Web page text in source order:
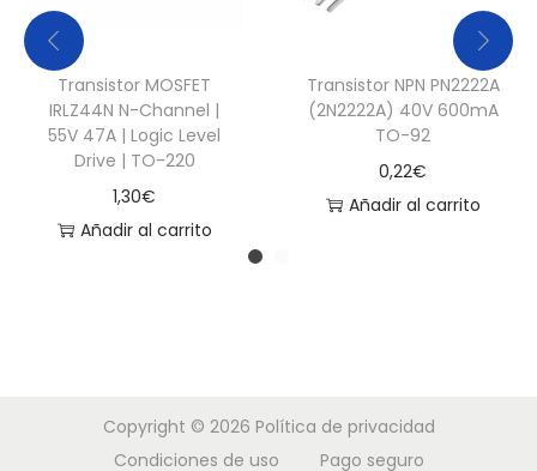
Transistor MOSFET
IRLZ44N N-Channel |
55V 47A | Logic Level
Drive | TO-220
1,30€
Añadir al carrito
Transistor NPN PN2222A
(2N2222A) 40V 600mA
TO-92
0,22€
Añadir al carrito
Copyright © 2026 Política de privacidad
Condiciones de uso
Pago seguro